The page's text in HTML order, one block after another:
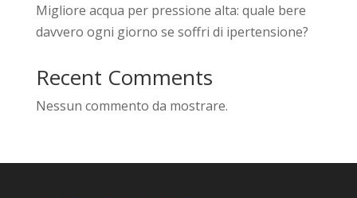
Migliore acqua per pressione alta: quale bere
davvero ogni giorno se soffri di ipertensione?
Recent Comments
Nessun commento da mostrare.